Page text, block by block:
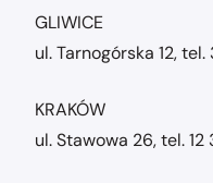
GLIWICE
ul. Tarnogórska 12,
KRAKÓW
ul. Stawowa 26, tel.